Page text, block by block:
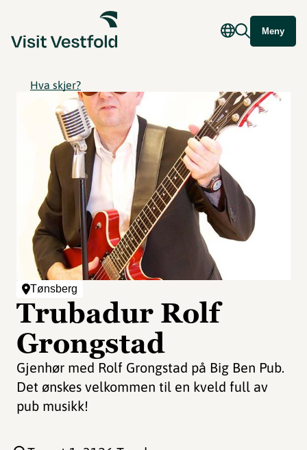
Meny
Hva skjer?
Tønsberg
Trubadur Rolf
Grongstad
Gjenhør med Rolf Grongstad på Big Ben Pub.
Det ønskes velkommen til en kveld full av
pub musikk!